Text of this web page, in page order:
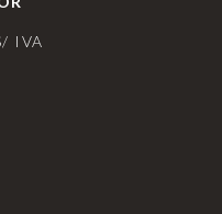
IVA